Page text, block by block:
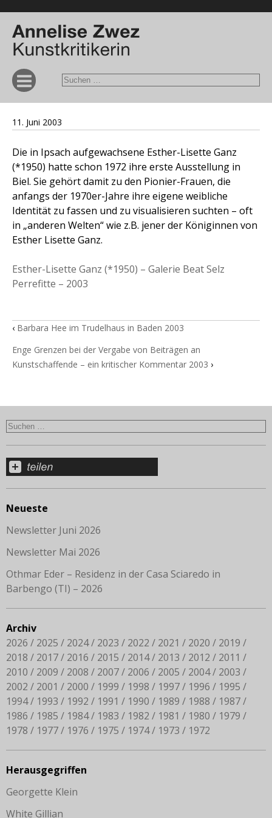
11. Juni 2003
Die in Ipsach aufgewachsene Esther-Lisette Ganz
(*1950) hatte schon 1972 ihre erste Ausstellung in
Biel. Sie gehört damit zu den Pionier-Frauen, die
anfangs der 1970er-Jahre ihre eigene weibliche
Identität zu fassen und zu visualisieren suchten – oft
in „anderen Welten“ wie z.B. jener der Königinnen von
Esther Lisette Ganz.
Esther-Lisette Ganz (*1950) – Galerie Beat Selz
Perrefitte – 2003
‹ Barbara Hee im Trudelhaus in Baden 2003
Enge Grenzen bei der Vergabe von Beiträgen an
Kunstschaffende – ein kritischer Kommentar 2003 ›
Neueste
Newsletter Juni 2026
Newsletter Mai 2026
Othmar Eder – Residenz in der Casa Sciaredo in
Barbengo (TI) – 2026
Archiv
2026
2025 2024 2023 2022 2021 2020
2019
2018
2017 2016 2015 2014 2013 2012
2011
2010
2009 2008 2007 2006 2005 2004
2003
2002
2001 2000 1999 1998 1997 1996
1995
1994
1993 1992 1991 1990 1989 1988
1987
1986
1985 1984 1983 1982 1981 1980
1979
1978
1977 1976 1975 1974 1973 1972
Herausgegriffen
Georgette Klein
White Gillian